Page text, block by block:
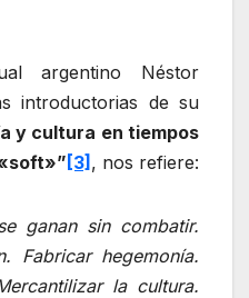
argentino Néstor
introductorias de su
y cultura en tiempos
[3], nos refiere:
ganan sin combatir.
Fabricar hegemonía.
la cultura.